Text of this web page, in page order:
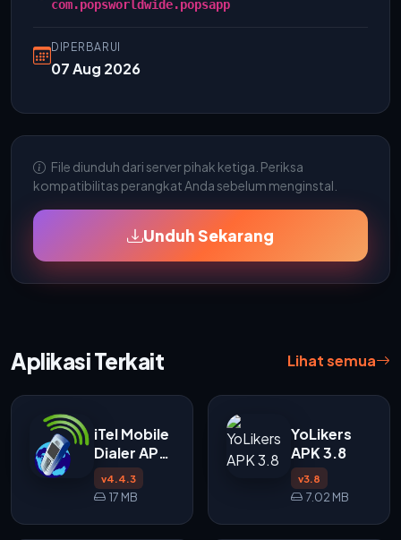
com.popsworldwide.popsapp
DIPERBARUI
07 Aug 2026
File diunduh dari server pihak ketiga. Periksa
kompatibilitas perangkat Anda sebelum menginstal.
Unduh Sekarang
Aplikasi Terkait Lihat semua
iTel Mobile
Dialer APK
v4.4.3
v4.4.3
17 MB
YoLikers
APK 3.8
v3.8
7.02 MB